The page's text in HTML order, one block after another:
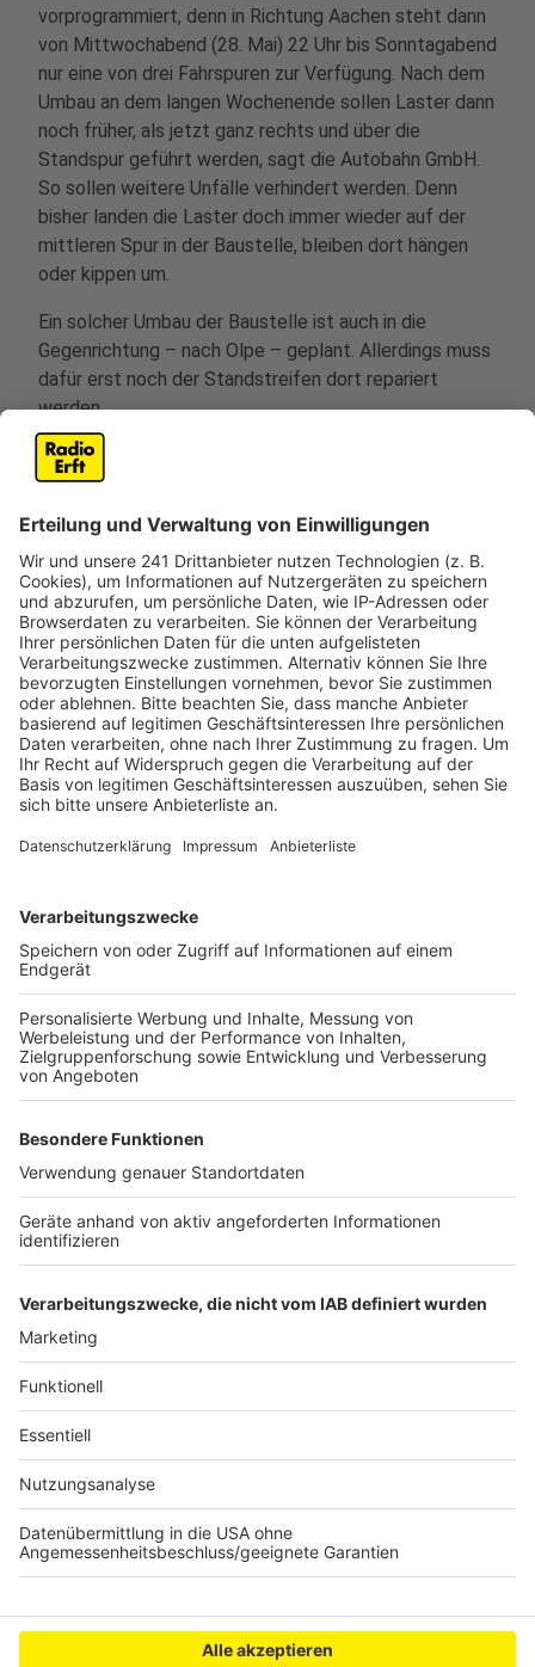
vorprogrammiert, denn in Richtung Aachen steht dann
von Mittwochabend (28. Mai) 22 Uhr bis Sonntagabend
nur eine von drei Fahrspuren zur Verfügung. Nach dem
Umbau an dem langen Wochenende sollen Laster dann
noch früher, als jetzt ganz rechts und über die
Standspur geführt werden, sagt die Autobahn GmbH.
So sollen weitere Unfälle verhindert werden. Denn
bisher landen die Laster doch immer wieder auf der
mittleren Spur in der Baustelle, bleiben dort hängen
oder kippen um.
Ein solcher Umbau der Baustelle ist auch in die
Gegenrichtung – nach Olpe – geplant. Allerdings muss
dafür erst noch der Standstreifen dort repariert
werden.
Anzeige
Schon fünf schwere Unfall in der Baustelle
Anzeige
Die Serie von schweren LKW-Unfällen auf der A4 am
Eifeltor reißt nicht ab. Beim letzten Mal hat die
Bergung bis zum Abend gedauert.Eigentlich müssen
die Lkw in dem Bereich ganz rechts fahren, weil die
anderen Spuren verengt sind, aber entweder
übersehen die Fahrer die Vorgabe oder sie ignorieren
sie. Das Problem ist, dass alle Streifen dort mit
wechseln.
Anzeige
Weitere Themen von Rhein und Erft
Millionenbetrug mit gefälschten Rezepten an
Rhein und Erft
Auch Bedburg verbietet Lachgas für Minderjährige
Neuer Trinkwasserbehälter für sicherer
Versorgung im Kreis
Anzeige
Anzeige